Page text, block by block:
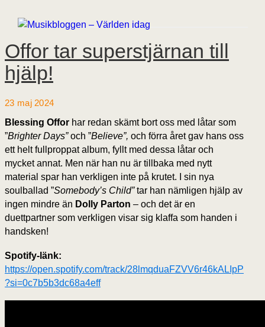
Offor tar superstjärnan till
hjälp!
23 maj 2024
Blessing Offor har redan skämt bort oss med låtar som
”Brighter Days”och ”Believe”, och förra året gav hans oss
ett helt fullproppat album, fyllt med dessa låtar och
mycket annat. Men när han nu är tillbaka med nytt
material spar han verkligen inte på krutet. I sin nya
soulballad ”Somebody’s Child”tar han nämligen hjälp av
ingen mindre än Dolly Parton – och det är en
duettpartner som verkligen visar sig klaffa som handen i
handsken!
Spotify-länk:
https://open.spotify.com/track/28lmqduaFZVV6r46kALIpP
?si=0c7b5b3dc68a4eff